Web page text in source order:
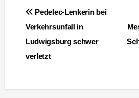
Beitragsnavigation
Pedelec-Lenkerin bei
Verkehrsunfall in
Ludwigsburg schwer
verletzt